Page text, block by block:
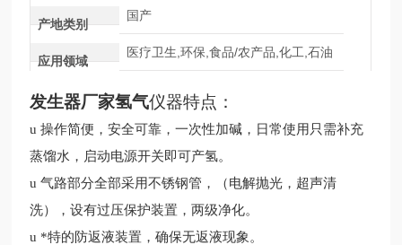
产地类别
国产
应用领域
医疗卫生,环保,食品/农产品,化工,石油
发生器厂家氢气仪器特点：
u操作简便，安全可靠，一次性加碱，日常使用只需补充
蒸馏水，启动电源开关即可产氢。
u气路部分全部采用不锈钢管，（电解抛光，超声清
洗），设有过压保护装置，两级净化。
u *特的防返液装置，确保无返液现象。